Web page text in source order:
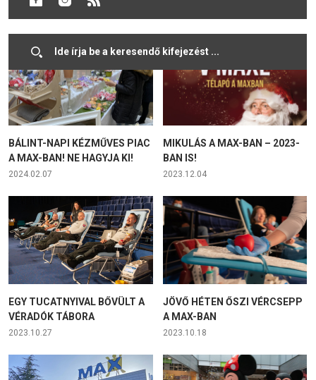
BÁLINT-NAPI KÉZMŰVES PIAC
A MAX-BAN! NE HAGYJA KI!
2024.02.07
MIKULÁS A MAX-BAN – 2023-
BAN IS!
2023.12.04
EGY TUCATNYIVAL BŐVÜLT A
VÉRADÓK TÁBORA
2023.10.27
JÖVŐ HÉTEN ŐSZI VÉRCSEPP
A MAX-BAN
2023.10.18